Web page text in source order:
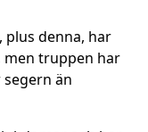
plus denna, har
truppen har
än